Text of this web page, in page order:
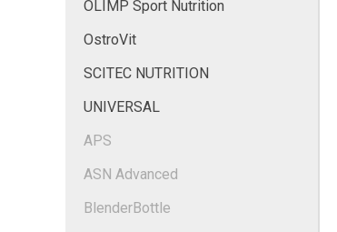
OLIMP Sport Nutrition
OstroVit
SCITEC NUTRITION
UNIVERSAL
APS
ASN Advanced
BlenderBottle